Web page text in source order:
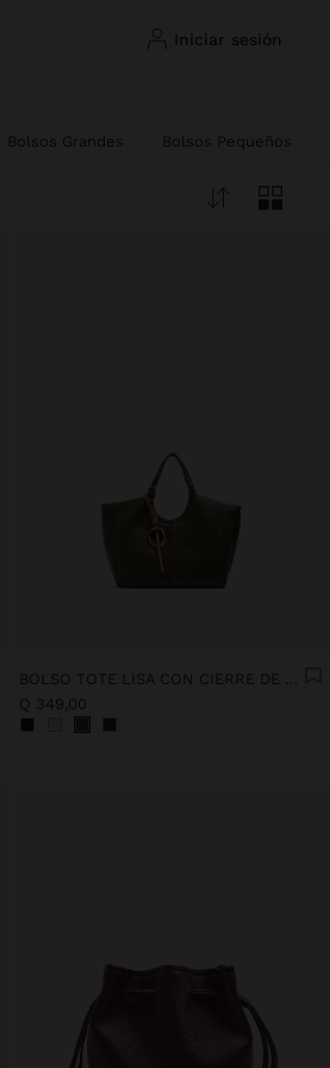
iniciar sesión
Bolsos Grandes Bolsos Pequeños
BOLSO TOTE LISA CON CIERRE DE CREMALLERA
Q 349,00